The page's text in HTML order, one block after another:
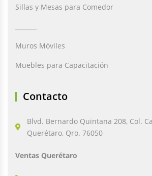
Sillas y Mesas para Comedor
Muros Móviles
Muebles para Capacitación
Contacto
Blvd. Bernardo Quintana 208, Col.
Querétaro, Qro. 76050
Ventas Querétaro